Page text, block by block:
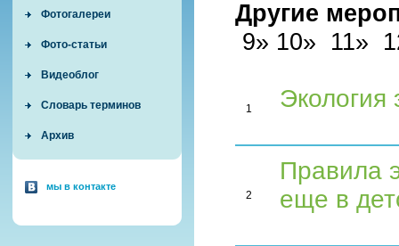
Фотогалереи
Фото-статьи
Видеоблог
Словарь терминов
Архив
мы в контакте
Другие
9» 10» 11»
1 Экология
2
Правила
еще в